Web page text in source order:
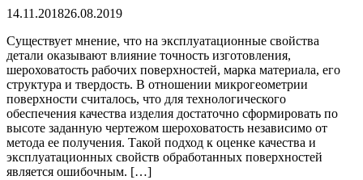
14.11.201826.08.2019
Существует мнение, что на эксплуатационные свойства
детали оказывают влияние точность изготовления,
шероховатость рабочих поверхностей, марка материала, его
структура и твердость. В отношении микрогеометрии
поверхности считалось, что для технологического
обеспечения качества изделия достаточно сформировать по
высоте заданную чертежом шероховатость независимо от
метода ее получения. Такой подход к оценке качества и
эксплуатационных свойств обработанных поверхностей
является ошибочным. […]